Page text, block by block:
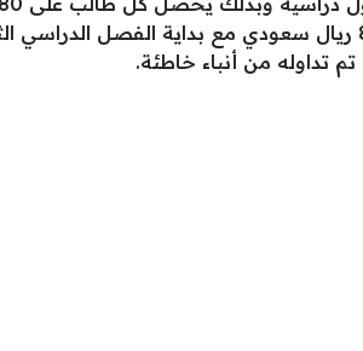
تداوله من أنباء خاطئة.